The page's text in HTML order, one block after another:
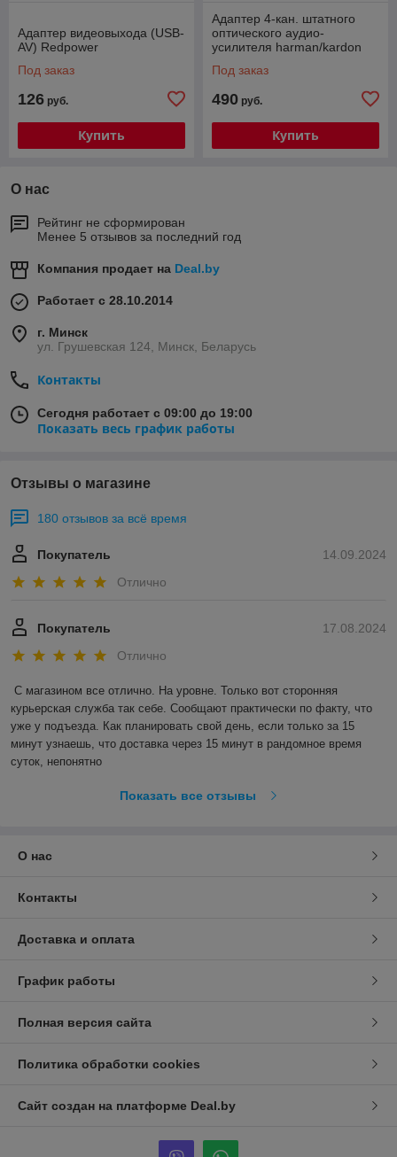
Адаптер видеовыхода (USB-
AV) Redpower
Под заказ
126 руб.
Купить
Адаптер 4-кан. штатного
оптического аудио-
усилителя harman/kardon
(Porsche Cayenne)
Под заказ
490 руб.
Купить
О нас
Рейтинг не сформирован
Менее 5 отзывов за последний год
Компания продает на Deal.by
Работает с 28.10.2014
г. Минск
ул. Грушевская 124, Минск, Беларусь
Контакты
Сегодня работает с 09:00 до 19:00
Показать весь график работы
Отзывы о магазине
180 отзывов за всё время
14.09.2024
Покупатель
Отлично
17.08.2024
Покупатель
Отлично
С магазином все отлично. На уровне. Только вот сторонняя
курьерская служба так себе. Сообщают практически по факту, что
уже у подъезда. Как планировать свой день, если только за 15
минут узнаешь, что доставка через 15 минут в рандомное время
суток, непонятно
Показать все отзывы
О нас
Контакты
Доставка и оплата
График работы
Полная версия сайта
Политика обработки cookies
Сайт создан на платформе Deal.by